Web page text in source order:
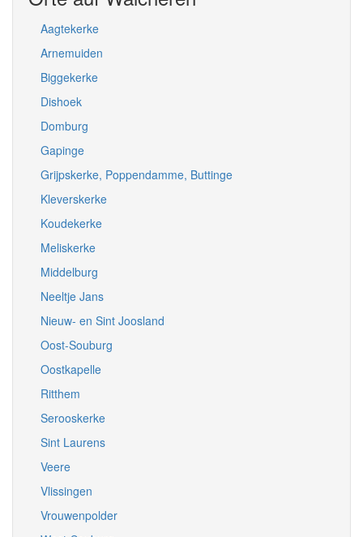
Aagtekerke
Arnemuiden
Biggekerke
Dishoek
Domburg
Gapinge
Grijpskerke, Poppendamme, Buttinge
Kleverskerke
Koudekerke
Meliskerke
Middelburg
Neeltje Jans
Nieuw- en Sint Joosland
Oost-Souburg
Oostkapelle
Ritthem
Serooskerke
Sint Laurens
Veere
Vlissingen
Vrouwenpolder